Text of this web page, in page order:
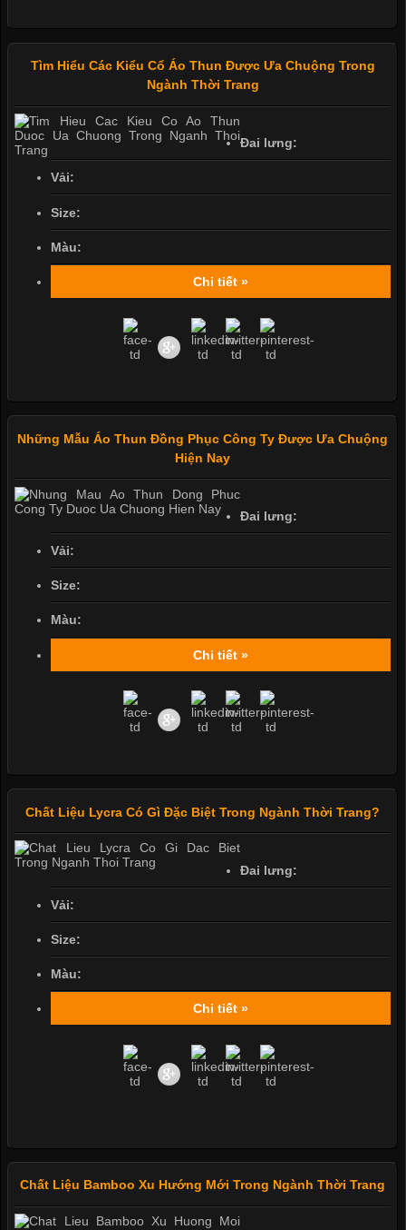
Tìm Hiểu Các Kiểu Cổ Áo Thun Được Ưa Chuộng Trong
Ngành Thời Trang
Đai lưng:
Vải:
Size:
Màu:
Chi tiết »
Những Mẫu Áo Thun Đồng Phục Công Ty Được Ưa Chuộng
Hiện Nay
Đai lưng:
Vải:
Size:
Màu:
Chi tiết »
Chất Liệu Lycra Có Gì Đặc Biệt Trong Ngành Thời Trang?
Đai lưng:
Vải:
Size:
Màu:
Chi tiết »
Chất Liệu Bamboo Xu Hướng Mới Trong Ngành Thời Trang